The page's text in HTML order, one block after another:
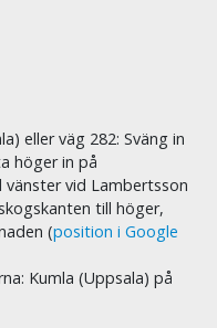
eller väg 282: Sväng in
höger in på
vid Lambertsson
till höger,
(position i Google
Kumla (Uppsala) på